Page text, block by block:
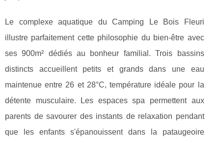
Le complexe aquatique du Camping Le Bois Fleuri
illustre parfaitement cette philosophie du bien-être avec
ses 900m² dédiés au bonheur familial. Trois bassins
distincts accueillent petits et grands dans une eau
maintenue entre 26 et 28°C, température idéale pour la
détente musculaire. Les espaces spa permettent aux
parents de savourer des instants de relaxation pendant
que les enfants s'épanouissent dans la pataugeoire